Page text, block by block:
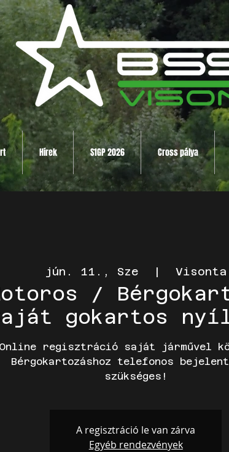
Hírek S1GP 2026 Cross pálya
jún. 11., Sze
  |
Visonta
/
gokartos
Online regisztráció saját járművel
Bérgokartozáshoz telefonos
szükséges!
A regisztráció le van zárva
Egyéb rendezvények